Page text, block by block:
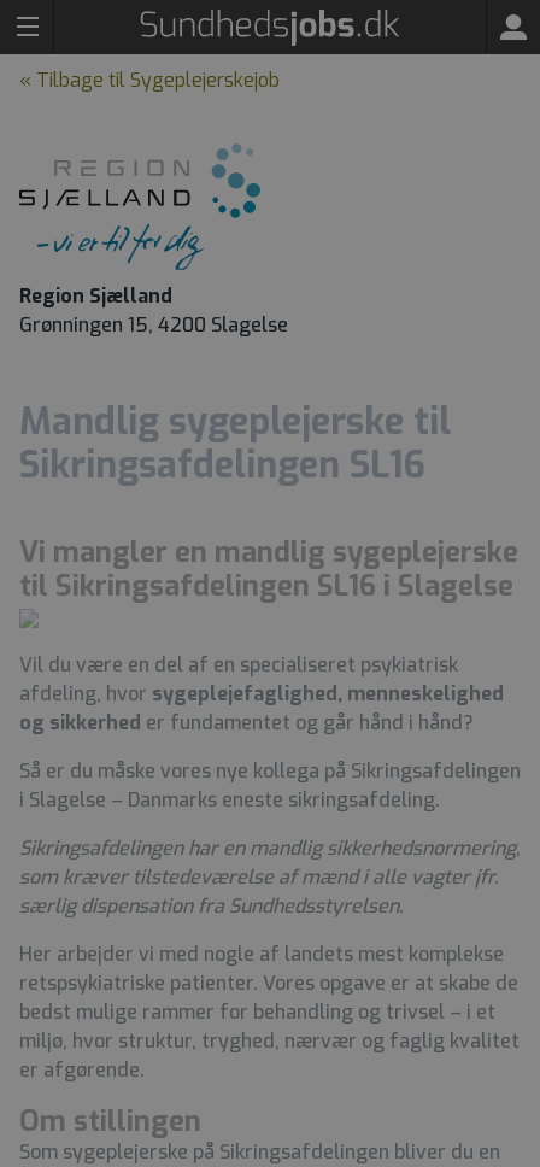
« Tilbage til Sygeplejerskejob
Region Sjælland
Grønningen 15, 4200 Slagelse
Mandlig sygeplejerske til
Sikringsafdelingen SL16
Vi mangler en mandlig sygeplejerske
til Sikringsafdelingen SL16 i Slagelse
Vil du være en del af en specialiseret psykiatrisk
afdeling, hvor sygeplejefaglighed, menneskelighed
og sikkerhed er fundamentet og går hånd i hånd?
Så er du måske vores nye kollega på Sikringsafdelingen
i Slagelse – Danmarks eneste sikringsafdeling.
Sikringsafdelingen har en mandlig sikkerhedsnormering,
som kræver tilstedeværelse af mænd i alle vagter jfr.
særlig dispensation fra Sundhedsstyrelsen.
Her arbejder vi med nogle af landets mest komplekse
retspsykiatriske patienter. Vores opgave er at skabe de
bedst mulige rammer for behandling og trivsel – i et
miljø, hvor struktur, tryghed, nærvær og faglig kvalitet
er afgørende.
Om stillingen
Som sygeplejerske på Sikringsafdelingen bliver du en